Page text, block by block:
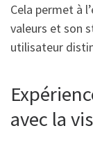
Cela permet à
valeurs et son
utilisateur
avec la